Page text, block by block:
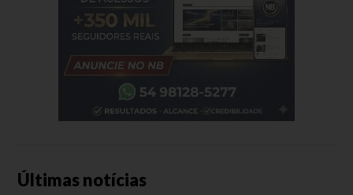
Últimas notícias